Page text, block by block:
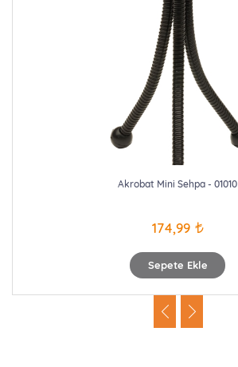
Sepete Ekle
Akrobat Mini Sehpa - 01010
174,99